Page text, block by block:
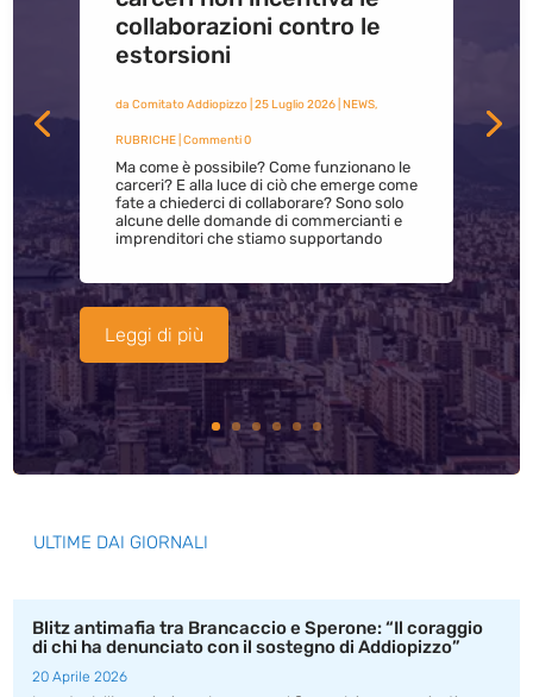
collaborazioni contro le
estorsioni
da Comitato Addiopizzo| 25 Luglio 2026| NEWS,
RUBRICHE| Commenti 0
Ma come è possibile? Come funzionano le
carceri? E alla luce di ciò che emerge come
fate a chiederci di collaborare? Sono solo
alcune delle domande di commercianti e
imprenditori che stiamo supportando
Leggi di più
ULTIME DAI GIORNALI
Blitz antimafia tra Brancaccio e Sperone: “Il coraggio
di chi ha denunciato con il sostegno di Addiopizzo”
20 Aprile 2026